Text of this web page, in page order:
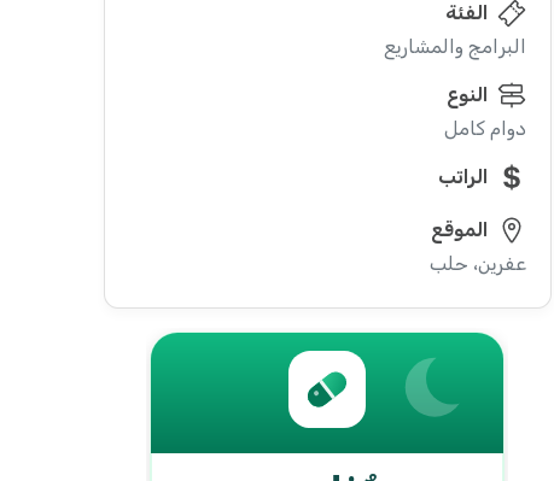
الفئة
البرامج والمشاريع
النوع
دوام كامل
الراتب
الموقع
عفرين، حلب